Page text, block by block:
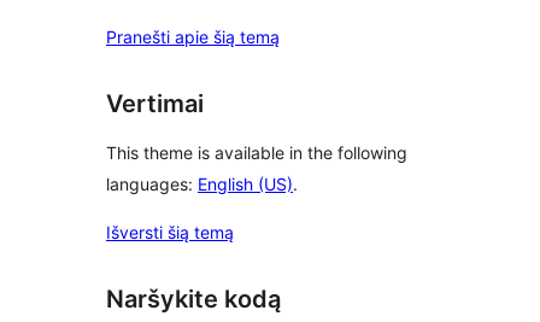
Pranešti apie šią temą
Vertimai
This theme is available in the following
languages: English (US).
Išversti šią temą
Naršykite kodą